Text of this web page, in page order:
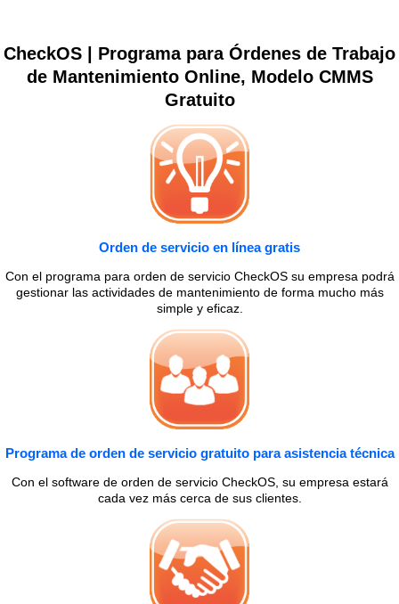
CheckOS | Programa para Órdenes de Trabajo
de Mantenimiento Online, Modelo CMMS
Gratuito
Orden de servicio en línea gratis
Con el programa para orden de servicio CheckOS su empresa podrá
gestionar las actividades de mantenimiento de forma mucho más
simple y eficaz.
Programa de orden de servicio gratuito para asistencia técnica
Con el software de orden de servicio CheckOS, su empresa estará
cada vez más cerca de sus clientes.